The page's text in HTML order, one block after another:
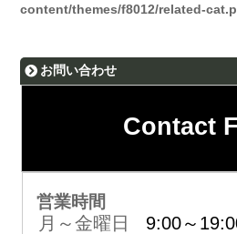
content/themes/f8012/related-
お問い合わせ
Contact
営業時間
月～金曜日 9:00～